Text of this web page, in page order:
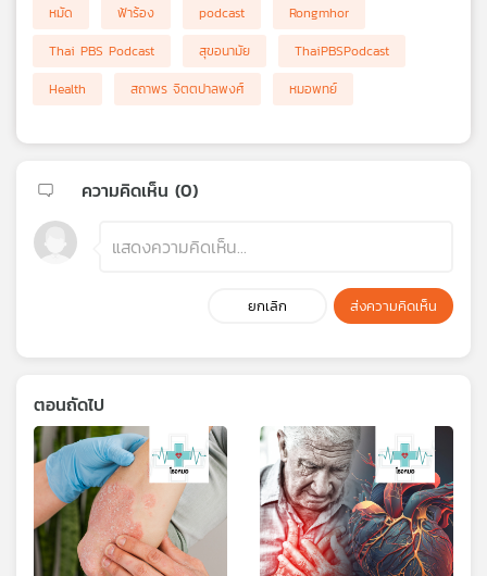
หมัด
ฟ้าร้อง podcast
Rongmhor
Thai PBS Podcast
สุขอนามัย
ThaiPBSPodcast
Health
สถาพร จิตตปาลพงศ์ หมอพทย์
ความคิดเห็น (0)
ยกเลิก ส่งความคิดเห็น
ตอนถัดไป